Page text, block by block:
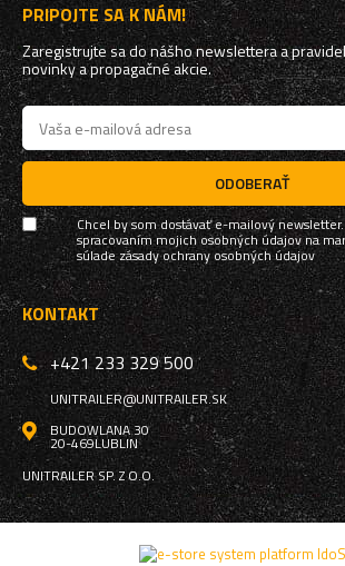
PRIPOJTE SA K NÁM!
Zaregistrujte sa do nášho newslettera a
novinky a propagačné akcie.
ODOBERAŤ
Chcel by som dostávať e-mailový
spracovaním mojich osobných údajov na
súladezásady ochrany osobných údajov
KONTAKT
+421 233 329 500
UNITRAILER@UNITRAILER.SK
BUDOWLANA 30
20-469LUBLIN
UNITRAILER SP. Z O.O.